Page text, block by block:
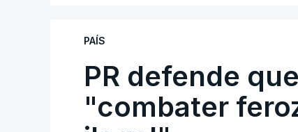
PAÍS
PR defende
"combater